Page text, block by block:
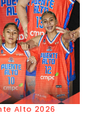
Alto 2026